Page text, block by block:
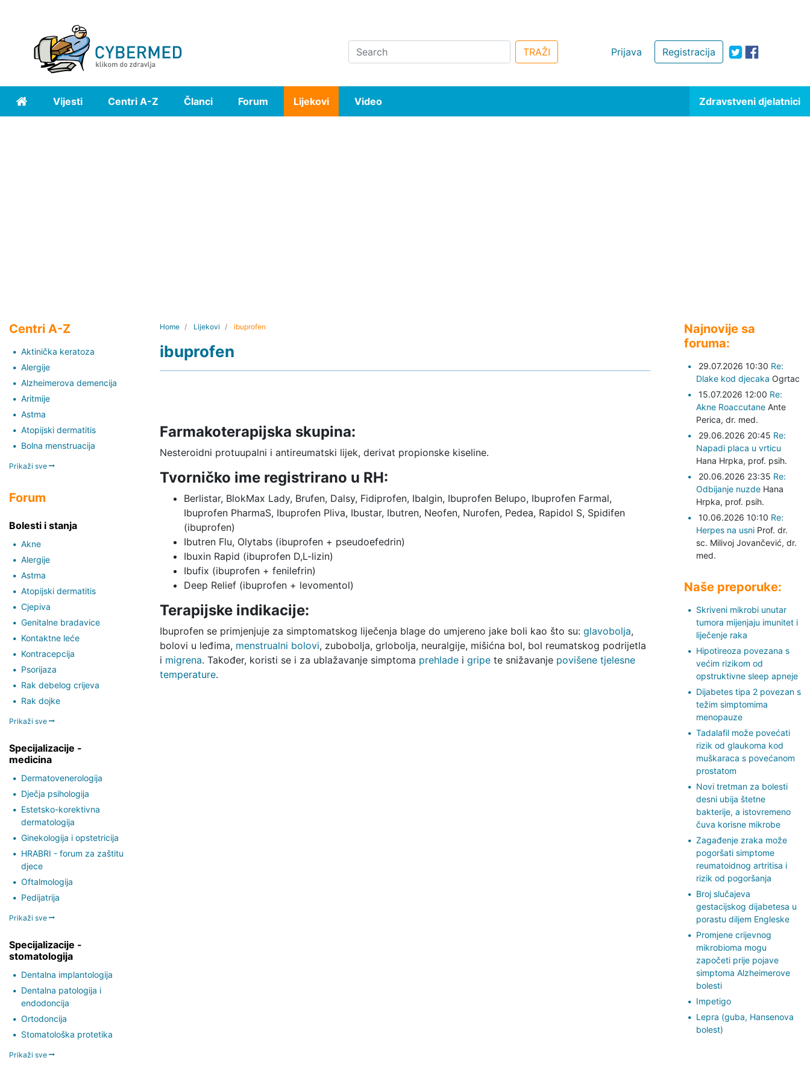
Registracija
Prijava
Search TRAŽI
Home Vijesti Centri A-Z Članci Forum Lijekovi Video Zdravstveni djelatnici
Centri A-Z
Aktinička keratoza
Alergije
Alzheimerova demencija
Aritmije
Astma
Atopijski dermatitis
Bolna menstruacija
Prikaži sve
Forum
Bolesti i stanja
Akne
Alergije
Astma
Atopijski dermatitis
Cjepiva
Genitalne bradavice
Kontaktne leće
Kontracepcija
Psorijaza
Rak debelog crijeva
Rak dojke
Prikaži sve
Specijalizacije -
medicina
Dermatovenerologija
Dječja psihologija
Estetsko-korektivna
dermatologija
Ginekologija i opstetricija
HRABRI - forum za zaštitu
djece
Oftalmologija
Pedijatrija
Prikaži sve
Specijalizacije -
stomatologija
Dentalna implantologija
Dentalna patologija i
endodoncija
Ortodoncija
Stomatološka protetika
Prikaži sve
Home Lijekovi ibuprofen
ibuprofen
Farmakoterapijska skupina:
Nesteroidni protuupalni i antireumatski lijek, derivat propionske kiseline.
Tvorničko ime registrirano u RH:
Berlistar, BlokMax Lady, Brufen, Dalsy, Fidiprofen, Ibalgin, Ibuprofen Belupo, Ibuprofen Farmal,
Ibuprofen PharmaS, Ibuprofen Pliva, Ibustar, Ibutren, Neofen, Nurofen, Pedea, Rapidol S, Spidifen
(ibuprofen)
Ibutren Flu, Olytabs (ibuprofen + pseudoefedrin)
Ibuxin Rapid (ibuprofen D,L-lizin)
Ibufix (ibuprofen + fenilefrin)
Deep Relief (ibuprofen + levomentol)
Terapijske indikacije:
Ibuprofen se primjenjuje za simptomatskog liječenja blage do umjereno jake boli kao što su: glavobolja,
bolovi u leđima, menstrualni bolovi, zubobolja, grlobolja, neuralgije, mišićna bol, bol reumatskog podrijetla
i migrena. Također, koristi se i za ublažavanje simptoma prehladei gripete snižavanje povišene tjelesne
temperature.
Najnovije sa
foruma:
29.07.2026 10:30 Re:
Dlake kod djecaka Ogrtac
15.07.2026 12:00 Re:
Akne Roaccutane Ante
Perica, dr. med.
29.06.2026 20:45 Re:
Napadi placa u vrticu
Hana Hrpka, prof. psih.
20.06.2026 23:35 Re:
Odbijanje nuzde Hana
Hrpka, prof. psih.
10.06.2026 10:10 Re:
Herpes na usni Prof. dr.
sc. Milivoj Jovančević, dr.
med.
Naše preporuke:
Skriveni mikrobi unutar
tumora mijenjaju imunitet i
liječenje raka
Hipotireoza povezana s
većim rizikom od
opstruktivne sleep apneje
Dijabetes tipa 2 povezan s
težim simptomima
menopauze
Tadalafil može povećati
rizik od glaukoma kod
muškaraca s povećanom
prostatom
Novi tretman za bolesti
desni ubija štetne
bakterije, a istovremeno
čuva korisne mikrobe
Zagađenje zraka može
pogoršati simptome
reumatoidnog artritisa i
rizik od pogoršanja
Broj slučajeva
gestacijskog dijabetesa u
porastu diljem Engleske
Promjene crijevnog
mikrobioma mogu
započeti prije pojave
simptoma Alzheimerove
bolesti
Impetigo
Lepra (guba, Hansenova
bolest)